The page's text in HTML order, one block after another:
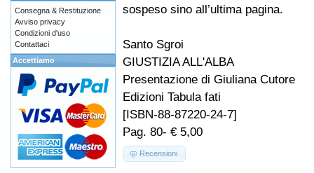
sospeso sino all’ultima pagina.
Santo Sgroi
GIUSTIZIA ALL'ALBA
Presentazione di Giuliana Cutore
Edizioni Tabula fati
[ISBN-88-87220-24-7]
Pag. 80- € 5,00
Recensioni
Consegna & Restituzione
Avviso privacy
Condizioni d'uso
Contattaci
Accettiamo